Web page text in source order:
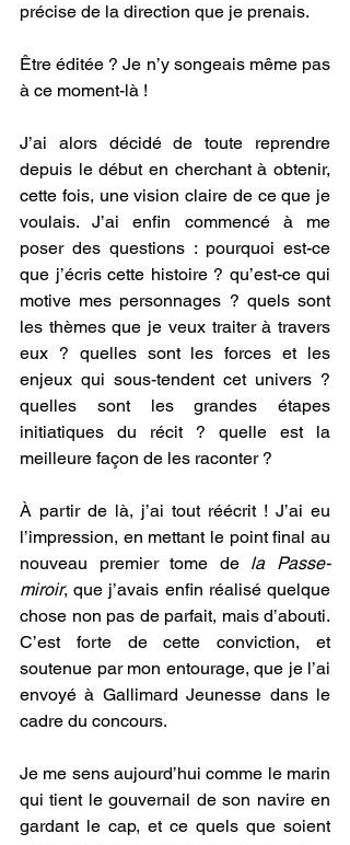
précise de la direction que je prenais.
Être éditée ? Je n’y songeais même pas
à ce moment-là !
J’ai alors décidé de toute reprendre
depuis le début en cherchant à obtenir,
cette fois, une vision claire de ce que je
voulais. J’ai enfin commencé à me
poser des questions : pourquoi est-ce
que j’écris cette histoire ? qu’est-ce qui
motive mes personnages ? quels sont
les thèmes que je veux traiter à travers
eux ? quelles sont les forces et les
enjeux qui sous-tendent cet univers ?
quelles sont les grandes étapes
initiatiques du récit ? quelle est la
meilleure façon de les raconter ?
À partir de là, j’ai tout réécrit ! J’ai eu
l’impression, en mettant le point final au
nouveau premier tome de la Passe-
miroir, que j’avais enfin réalisé quelque
chose non pas de parfait, mais d’abouti.
C’est forte de cette conviction, et
soutenue par mon entourage, que je l’ai
envoyé à Gallimard Jeunesse dans le
cadre du concours.
Je me sens aujourd’hui comme le marin
qui tient le gouvernail de son navire en
gardant le cap, et ce quels que soient